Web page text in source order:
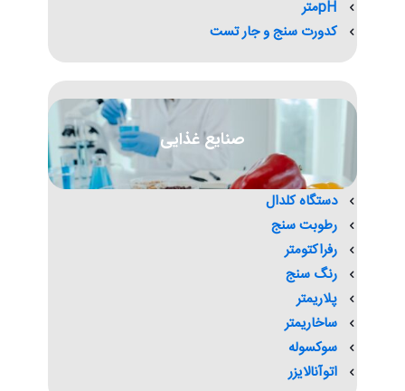
pHمتر
کدورت سنج و جار تست
صنایع غذایی
دستگاه کلدال
رطوبت سنج
رفراکتومتر
رنگ سنج
پلاریمتر
ساخاریمتر
سوکسوله
اتوآنالایزر